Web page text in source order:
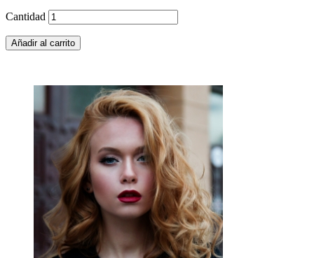
Cantidad
Añadir al carrito